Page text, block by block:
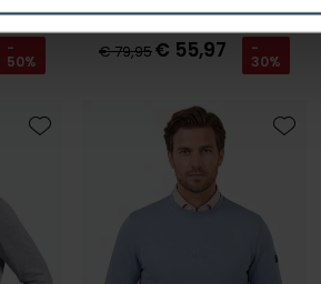
-
50% € 79,95€ 55,97 -
30%
Toevoegen aan favorieten